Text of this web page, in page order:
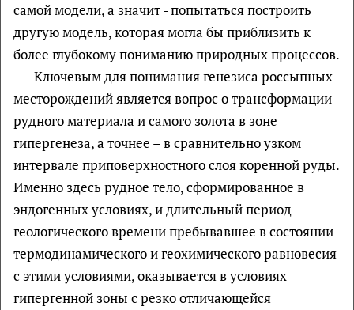
самой модели, а значит - попытаться построить
другую модель, которая могла бы приблизить к
более глубокому пониманию природных процессов.
Ключевым для понимания генезиса россыпных
месторождений является вопрос о трансформации
рудного материала и самого золота в зоне
гипергенеза, а точнее – в сравнительно узком
интервале приповерхностного слоя коренной руды.
Именно здесь рудное тело, сформированное в
эндогенных условиях, и длительный период
геологического времени пребывавшее в состоянии
термодинамического и геохимического равновесия
с этими условиями, оказывается в условиях
гипергенной зоны с резко отличающейся